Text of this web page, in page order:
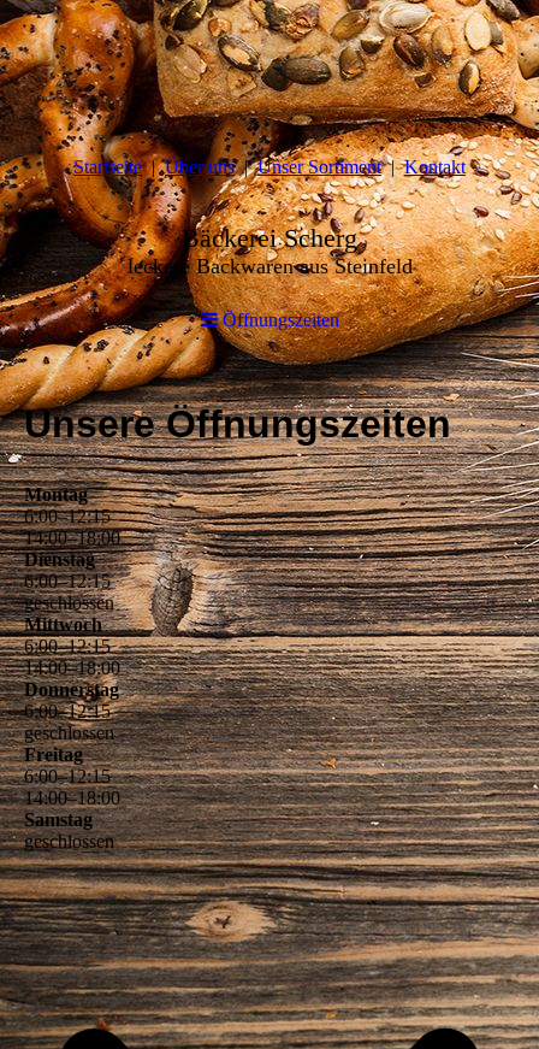
Startseite Über uns Unser Sortiment Kontakt
Bäckerei Scherg
leckere Backwaren aus Steinfeld
Öffnungszeiten
Unsere Öffnungszeiten
Montag
6:00–12:15
14:00–18:00
Dienstag
6:00–12:15
geschlossen
Mittwoch
6:00–12:15
14:00–18:00
Donnerstag
6:00–12:15
geschlossen
Freitag
6:00–12:15
14:00–18:00
Samstag
geschlossen